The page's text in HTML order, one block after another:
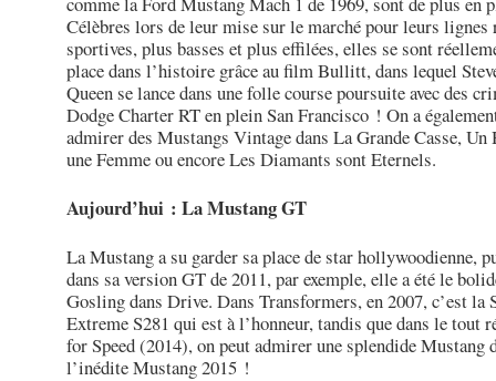
Célèbres lors de leur mise sur le marché pour leurs lignes
sportives, plus basses et plus effilées, elles se sont
place dans l’histoire grâce au film Bullitt, dans lequel
Queen se lance dans une folle course poursuite avec des
Dodge Charter RT en plein San Francisco ! On a
admirer des Mustangs Vintage dans La Grande Casse, Un
une Femme ou encore Les Diamants sont Eternels.
Aujourd’hui : La Mustang GT
La Mustang a su garder sa place de star hollywoodienne,
dans sa version GT de 2011, par exemple, elle a été le
Gosling dans Drive. Dans Transformers, en 2007, c’est la
Extreme S281 qui est à l’honneur, tandis que dans le tout
for Speed (2014), on peut admirer une splendide Mustang
l’inédite Mustang 2015 !